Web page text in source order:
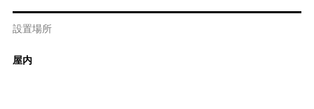
設置場所
屋内